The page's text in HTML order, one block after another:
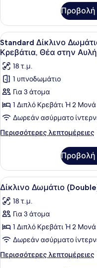
Αυλή
Δωμάτιο,
Θέα
στην
Αυλή
Προβολή
Προβολή
όλων
των
φωτογραφιών
για
Standard
Δίκλινο
Δωμάτιο
(Double
ή
1
Διπλό
ή
2
Κρεβάτια,
Θέα
στην
Αυλή
8
Standard Δίκλινο
Κρεβάτια, Θέα στην Αυλή
18 τ.μ.
1 υπνοδωμάτιο
Για 3 άτομα
1 Διπλό Κρεβάτι Ή 2
Δωρεάν ασύρματο
Περισσότερες λεπτομέρειες
Περισσότερες
Δίκλινο
Δωμάτιο
(Double
Twin),
ή
2
Θέα
Προβολή
Προβολή
όλων
των
φωτογραφιών
για
Δίκλινο
Δωμάτιο
(Double),
8
Δίκλινο Δωμάτιο
18 τ.μ.
Για 3 άτομα
1 Διπλό Κρεβάτι Ή 2
Δωρεάν ασύρματο
Περισσότερες λεπτομέρειες
Περισσότερες